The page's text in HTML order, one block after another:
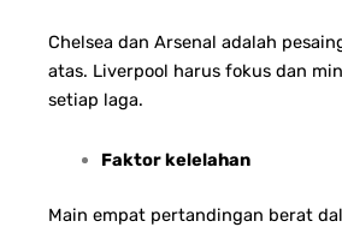
Chelsea dan Arsenal adalah
atas. Liverpool harus fokus dan
setiap laga.
Faktor kelelahan
Main empat pertandingan berat